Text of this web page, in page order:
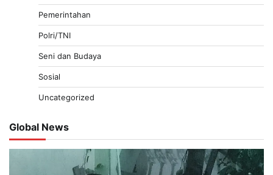
Pemerintahan
Polri/TNI
Seni dan Budaya
Sosial
Uncategorized
Global News